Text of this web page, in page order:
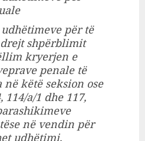
për të
shpërblimit
kryerjen e
penale të
këtë seksion ose
114/a/1 dhe 117,
në vendin për
udhëtimi,